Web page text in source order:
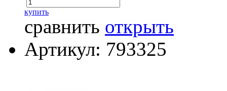
купить
сравнить открыть
Артикул: 793325